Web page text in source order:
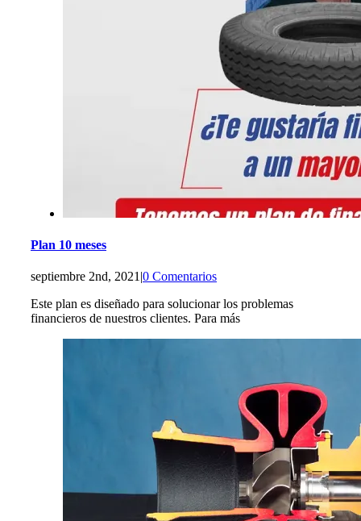
Plan 10 meses
septiembre 2nd, 2021 |0 Comentarios
Este plan es diseñado para solucionar los problemas
financieros de nuestros clientes. Para más